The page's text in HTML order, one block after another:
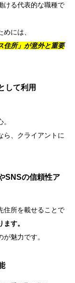
ける代表的な職種で
めには、
住所」が意外と重要
して利用
ら、クライアントに
SNSの信頼性ア
住所を載せることで
す。
魅力です。